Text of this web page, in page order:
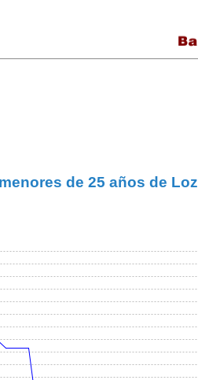
de 25 años de